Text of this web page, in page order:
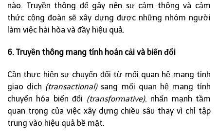
nào. Truyền thông để gây nên sự cảm thông và cảm
thức cộng đoàn sẽ xây dựng được những nhóm người
làm việc hài hòa và đầy hiệu quả.
6. Truyền thông mang tính hoán cải và biến đổi
Cần thực hiện sự chuyển đổi từ mối quan hệ mang tính
giao dịch (transactional)sang mối quan hệ mang tính
chuyển hóa biến đổi (transformative), nhấn mạnh tầm
quan trọng của việc xây dựng chiều sâu thay vì chỉ tập
trung vào hiệu quả bề mặt.